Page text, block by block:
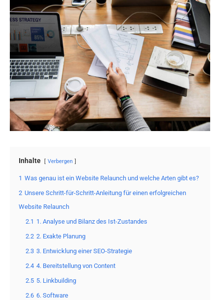
Inhalte Verbergen
1 Was genau ist ein Website Relaunch und welche Arten gibt es?
2 Unsere Schritt-für-Schritt-Anleitung für einen erfolgreichen
Website Relaunch
2.1 1. Analyse und Bilanz des Ist-Zustandes
2.2 2. Exakte Planung
2.3 3. Entwicklung einer SEO-Strategie
2.4 4. Bereitstellung von Content
2.5 5. Linkbuilding
2.6 6. Software